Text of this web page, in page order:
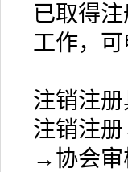
已取得
工作，可
注销注
注销注
→协会审